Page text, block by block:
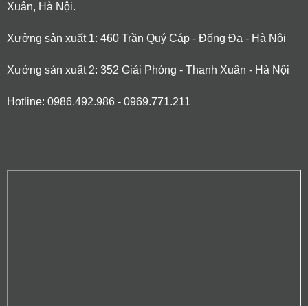
Xuân, Hà Nội.
Xưởng sản xuất 1: 460 Trần Quý Cáp - Đống Đa - Hà Nội
Xưởng sản xuất 2: 352 Giải Phóng - Thanh Xuân - Hà Nội
Hotline: 0986.492.986 - 0969.771.211